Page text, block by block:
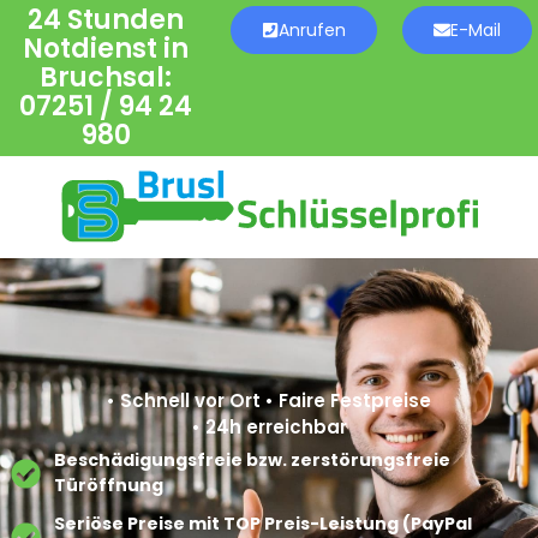
24 Stunden
Notdienst in
Bruchsal:
07251 / 94 24
980
Anrufen E-Mail
• Schnell vor Ort • Faire Festpreise
• 24h erreichbar
Beschädigungsfreie bzw. zerstörungsfreie
Türöffnung
Seriöse Preise mit TOP Preis-Leistung (PayPal